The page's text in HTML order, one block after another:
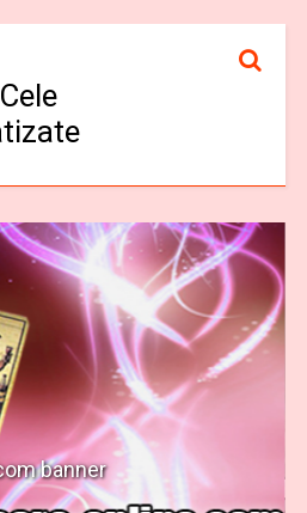
banner